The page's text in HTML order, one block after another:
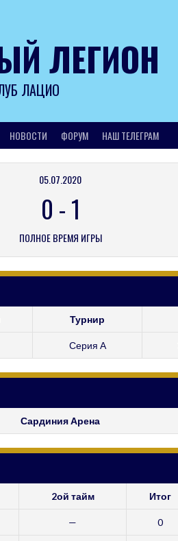
ЛЕГИОН
ЛАЦИО
НОВОСТИ ФОРУМ НАШ ТЕЛЕГРАМ
05.07.2020
0 -1
ПОЛНОЕ ВРЕМЯ ИГРЫ
Турнир
Серия А
Сардиния Арена
2ой тайм Итог
— 0